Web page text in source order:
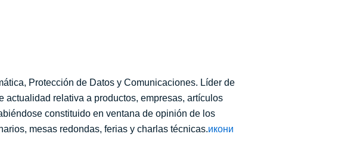
Protección de Datos y Comunicaciones. Líder de
relativa a productos, empresas, artículos
constituido en ventana de opinión de los
mesas redondas, ferias y charlas técnicas.икони